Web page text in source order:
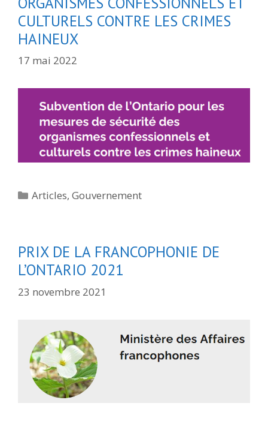
CULTURELS CONTRE LES CRIMES
HAINEUX
17 mai 2022
Catégories
Articles,Gouvernement
PRIX DE LA FRANCOPHONIE DE
L’ONTARIO 2021
23 novembre 2021